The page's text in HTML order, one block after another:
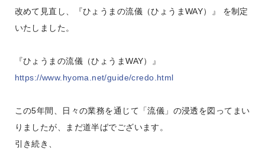
改めて見直し、『ひょうまの流儀（ひょうまWAY）』 を制定
いたしました。
『ひょうまの流儀（ひょうまWAY）』
https://www.hyoma.net/guide/credo.html
この5年間、日々の業務を通じて「流儀」の浸透を図ってまい
りましたが、まだ道半ばでございます。
引き続き、